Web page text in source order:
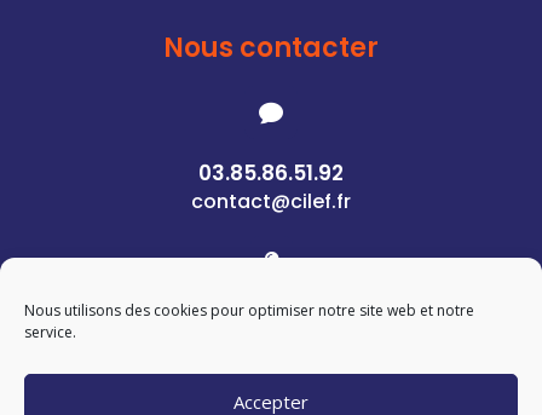
Nous utilisons des cookies pour optimiser notre site web et notre
service.
Accepter
Nous contacter

03.85.86.51.92
contact@cilef.fr

1 Rue des Pierres